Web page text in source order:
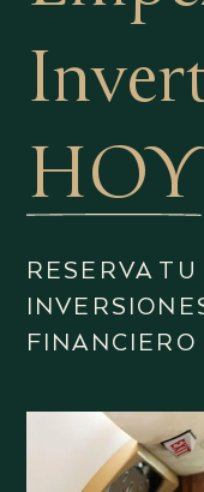
HOY
RESERVA
FINANCIERO